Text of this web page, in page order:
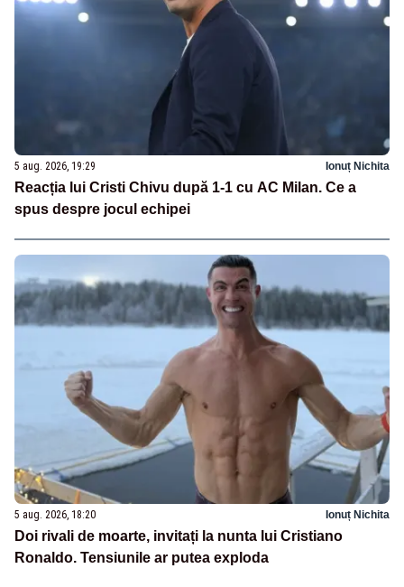
5 aug. 2026, 19:29 Ionuț Nichita
Reacția lui Cristi Chivu după 1-1 cu AC Milan. Ce a
spus despre jocul echipei
5 aug. 2026, 18:20 Ionuț Nichita
Doi rivali de moarte, invitați la nunta lui Cristiano
Ronaldo. Tensiunile ar putea exploda